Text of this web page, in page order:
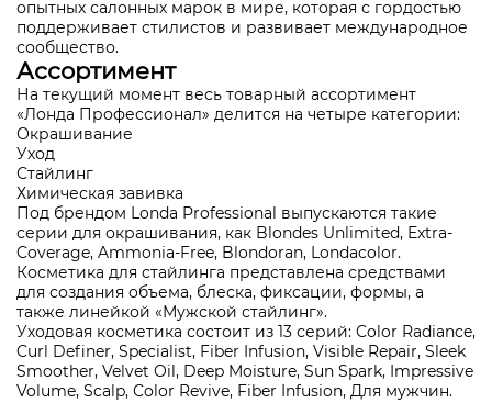
опытных салонных марок в мире, которая с гордостью
поддерживает стилистов и развивает международное
сообщество.
Ассортимент
На текущий момент весь товарный ассортимент
«Лонда Профессионал» делится на четыре категории:
Окрашивание
Уход
Стайлинг
Химическая завивка
Под брендом Londa Professional выпускаются такие
серии для окрашивания, как Blondes Unlimited, Extra-
Coverage, Ammonia-Free, Blondoran, Londacolor.
Косметика для стайлинга представлена средствами
для создания объема, блеска, фиксации, формы, а
также линейкой «Мужской стайлинг».
Уходовая косметика состоит из 13 серий: Color Radiance,
Curl Definer, Specialist, Fiber Infusion, Visible Repair, Sleek
Smoother, Velvet Oil, Deep Moisture, Sun Spark, Impressive
Volume, Scalp, Color Revive, Fiber Infusion, Для мужчин.